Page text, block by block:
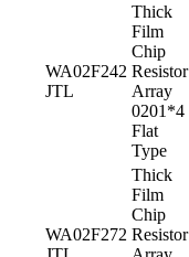
WA02F242
JTL
Thick
Film
Chip
Resistor
Array
0201*4
Flat
Type
WA02F272
Thick
Film
Chip
Resistor